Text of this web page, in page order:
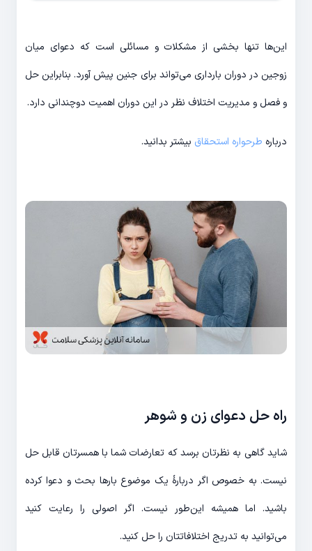
این‌ها تنها بخشی از مشکلات و مسائلی است که دعوای میان
زوجین در دوران بارداری می‌تواند برای جنین پیش آورد. بنابراین حل
و فصل و مدیریت اختلاف نظر در این دوران اهمیت دوچندانی دارد.
درباره طرحواره استحقاق بیشتر بدانید.
راه حل دعوای زن و شوهر
شاید گاهی به نظرتان برسد که تعارضات شما با همسرتان قابل حل
نیست. به خصوص اگر دربارۀ یک موضوع بارها بحث و دعوا کرده
باشید. اما همیشه این‌طور نیست. اگر اصولی را رعایت کنید
می‌توانید به تدریج اختلافاتتان را حل کنید.